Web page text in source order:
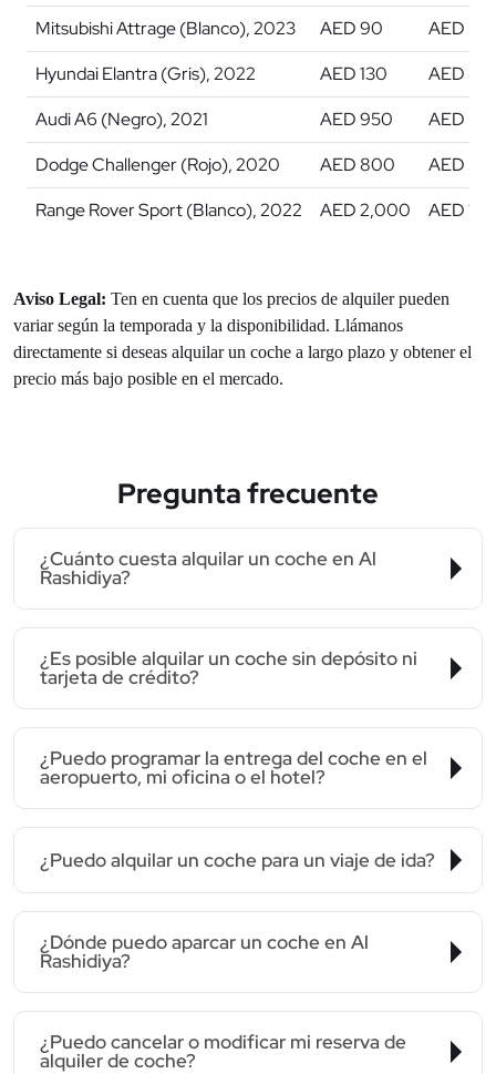
Mitsubishi Attrage (Blanco), 2023
AED 90
AED
Hyundai Elantra (Gris), 2022
AED 130
AED
Audi A6 (Negro), 2021
AED 950
AED
Dodge Challenger (Rojo), 2020
AED 800
AED
Range Rover Sport (Blanco), 2022
AED 2,000 AED
Aviso Legal: Ten en cuenta que los precios de alquiler pueden
variar según la temporada y la disponibilidad. Llámanos
directamente si deseas alquilar un coche a largo plazo y obtener el
precio más bajo posible en el mercado.
Pregunta frecuente
¿Cuánto cuesta alquilar un coche en Al
Rashidiya?
¿Es posible alquilar un coche sin depósito ni
tarjeta de crédito?
¿Puedo programar la entrega del coche en el
aeropuerto, mi oficina o el hotel?
¿Puedo alquilar un coche para un viaje de ida?
¿Dónde puedo aparcar un coche en Al
Rashidiya?
¿Puedo cancelar o modificar mi reserva de
alquiler de coche?